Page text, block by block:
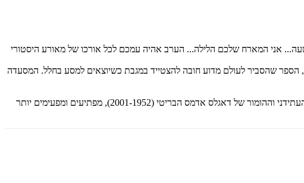
שעה... אני המארח שלכם הלילה... הערב אהיה עמכם לכל אורכו של מאורע היסטורי
שהסביר לעולם מדוע חובה להצטייד במגבת כשיוצאים למסע בחלל. המסעדה
כעת רואים אור בהוצאה מחודשת בכתר כל כרכי הסדרה, שקנתה לה מאז ראשיתה, ב-1979, דורות של מעריצים. מקוריות המחשבה, החזון העתידני וההומור של דאגלס אדמס הבריטי (2001-1952), מפתיעים ומפעימים יותר